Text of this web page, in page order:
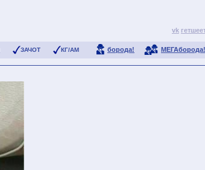
vk
ЗАЧОТ КГ/АМ борода! МЕГАборода!